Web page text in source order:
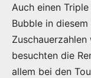
Auch einen
Bubble in
Zuschauerzahlen
besuchten die
allem bei den